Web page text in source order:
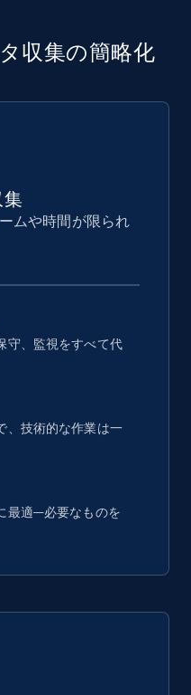
収集の簡略化
ムや時間が限られ
守、監視をすべて代
、技術的な作業は一
最適—必要なものを